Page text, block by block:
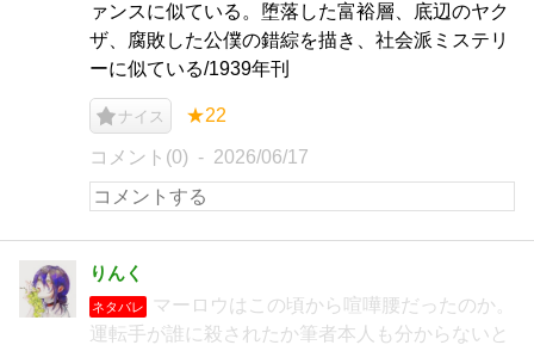
ァンスに似ている。堕落した富裕層、底辺のヤク
ザ、腐敗した公僕の錯綜を描き、社会派ミステリ
ーに似ている/1939年刊
ナイス ★22
コメント(0) 2026/06/17
りんく
ネタバレ
マーロウはこの頃から喧嘩腰だったのか。
運転手が誰に殺されたか筆者本人も分からないと